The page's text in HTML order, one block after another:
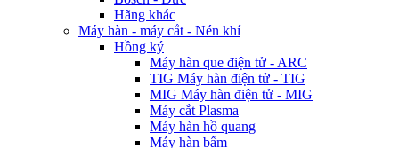
Hãng khác
Máy hàn - máy cắt - Nén khí
Hồng ký
Máy hàn que điện tử - ARC
TIG Máy hàn điện tử - TIG
MIG Máy hàn điện tử - MIG
Máy cắt Plasma
Máy hàn hồ quang
Máy hàn bẩm